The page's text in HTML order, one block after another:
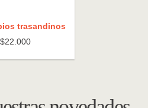
trasandinos
$22.000